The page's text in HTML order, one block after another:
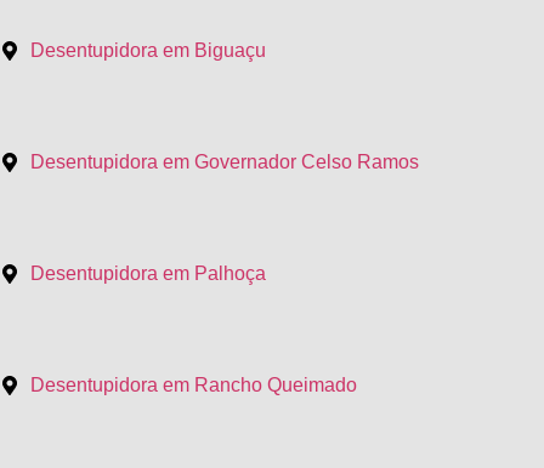
Desentupidora em Biguaçu
Desentupidora em Governador Celso Ramos
Desentupidora em Palhoça
Desentupidora em Rancho Queimado